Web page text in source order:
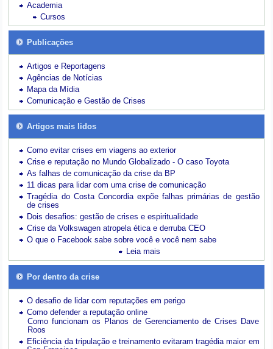
Academia
Cursos
Publicações
Artigos e Reportagens
Agências de Notícias
Mapa da Mídia
Comunicação e Gestão de Crises
Artigos mais lidos
Como evitar crises em viagens ao exterior
Crise e reputação no Mundo Globalizado - O caso Toyota
As falhas de comunicação da crise da BP
11 dicas para lidar com uma crise de comunicação
Tragédia do Costa Concordia expõe falhas primárias de gestão
de crises
Dois desafios: gestão de crises e espiritualidade
Crise da Volkswagen atropela ética e derruba CEO
O que o Facebook sabe sobre você e você nem sabe
Leia mais
Por dentro da crise
O desafio de lidar com reputações em perigo
Como defender a reputação online
Como funcionam os Planos de Gerenciamento de Crises Dave
Roos
Eficiência da tripulação e treinamento evitaram tragédia maior em